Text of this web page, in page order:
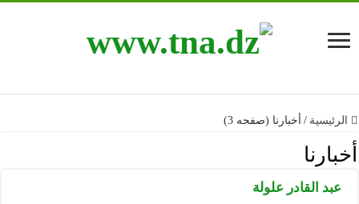
الرئيسية / أخبارنا (صفحه 3)
أخبارنا
عبد القادر علولة